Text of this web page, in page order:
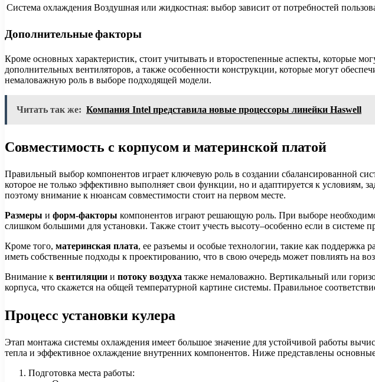
Система охлаждения Воздушная или жидкостная: выбор зависит от потребностей
Дополнительные факторы
Кроме основных характеристик, стоит учитывать и второстепенные аспекты, которые
дополнительных вентиляторов, а также особенности конструкции, которые могут
немаловажную роль в выборе подходящей модели.
Читать так же: Компания Intel представила новые процессоры линейки Haswell
Совместимость с корпусом и материнской платой
Правильный выбор компонентов играет ключевую роль в создании сбалансированной
которое не только эффективно выполняет свои функции, но и адаптируется к
поэтому внимание к нюансам совместимости стоит на первом месте.
Размеры и форм-факторы компонентов играют решающую роль. При выборе
слишком большими для установки. Также стоит учесть высоту–особенно если в системе
Кроме того, материнская плата, ее разъемы и особые технологии, такие как поддержка
иметь собственные подходы к проектированию, что в свою очередь может повлиять на
Внимание к вентиляции и потоку воздуха также немаловажно. Вертикальный или
корпуса, что скажется на общей температурной картине системы. Правильное
Процесс установки кулера
Этап монтажа системы охлаждения имеет большое значение для устойчивой работы
тепла и эффективное охлаждение внутренних компонентов. Ниже представлены
Подготовка места работы: